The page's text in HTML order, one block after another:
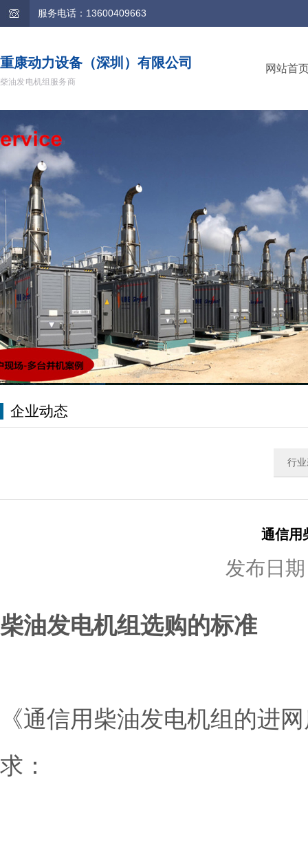
服务电话：13600409663
重康动力设备（深圳）有限公司
柴油发电机组服务商
网站首
企业动态
行
通信用
发布日
柴油发电机组选购的标准
《通信用柴油发电机组的进
求：